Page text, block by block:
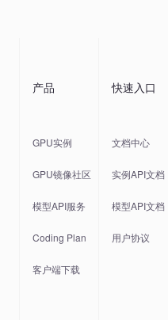
产品
GPU实例
GPU镜像社区
模型API服务
Coding Plan
客户端下载
快速入口
文档中心
实例API文档
模型API文档
用户协议